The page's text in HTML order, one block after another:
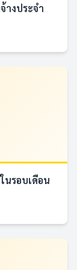
างประจำ
นรอบเดือน